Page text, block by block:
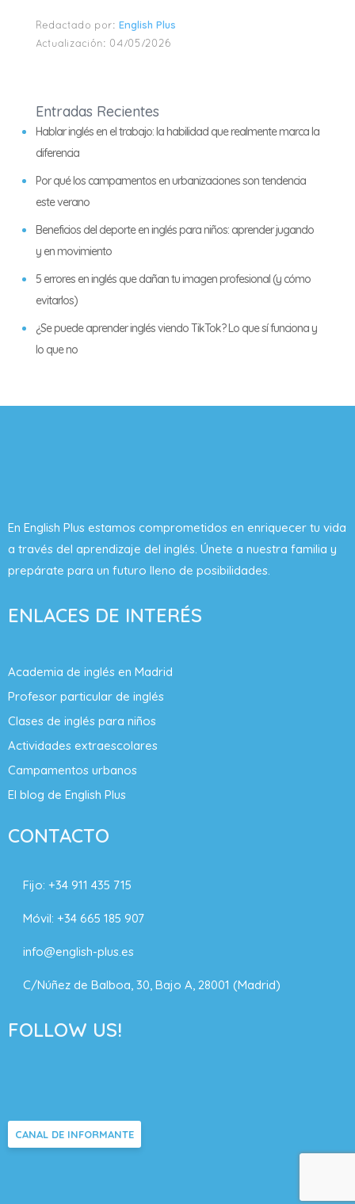
Redactado por: English Plus
Actualización: 04/05/2026
Entradas Recientes
Hablar inglés en el trabajo: la habilidad que realmente marca la
diferencia
Por qué los campamentos en urbanizaciones son tendencia
este verano
Beneficios del deporte en inglés para niños: aprender jugando
y en movimiento
5 errores en inglés que dañan tu imagen profesional (y cómo
evitarlos)
¿Se puede aprender inglés viendo TikTok? Lo que sí funciona y
lo que no
En English Plus estamos comprometidos en enriquecer tu vida
a través del aprendizaje del inglés. Únete a nuestra familia y
prepárate para un futuro lleno de posibilidades.
ENLACES DE INTERÉS
Academia de inglés en Madrid
Profesor particular de inglés
Clases de inglés para niños
Actividades extraescolares
Campamentos urbanos
El blog de English Plus
CONTACTO
Fijo: +34 911 435 715
Móvil: +34 665 185 907
info@english-plus.es
C/Núñez de Balboa, 30, Bajo A, 28001 (Madrid)
FOLLOW US!
CANAL DE INFORMANTE